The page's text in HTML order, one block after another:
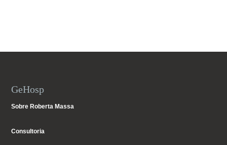
GeHosp
Sobre Roberta Massa
Consultoria